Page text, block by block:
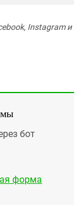
Instagram и
бот
форма